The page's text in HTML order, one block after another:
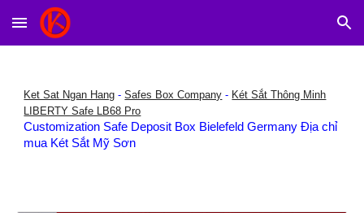
Skip to main content Skip to navigation
Ket Sat Ngan Hang - Safes Box Company - Két Sắt Thông Minh
LIBERTY Safe LB68 Pro
Customization Safe Deposit Box Bielefeld Germany Địa chỉ
mua Két Sắt Mỹ Sơn